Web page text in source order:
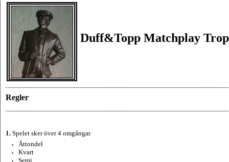
Duff&Topp Matchplay
Regler
1. Spelet sker över 4 omgångar.
Åttondel
Kvart
Semi